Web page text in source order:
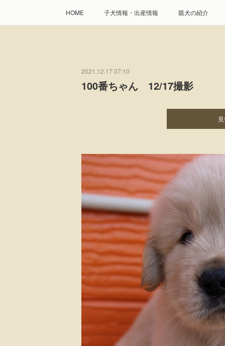
HOME 子犬情報・出産情報 親犬の紹介
2021.12.17 07:10
100番ちゃん 12/17撮影